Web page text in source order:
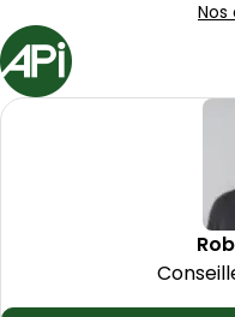
Nos
Accueil
Robert